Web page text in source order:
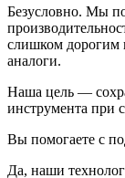
Безусловно. Мы
слишком дорогим
аналоги.
Наша цель —
инструмента при
Вы помогаете с
Да, наши